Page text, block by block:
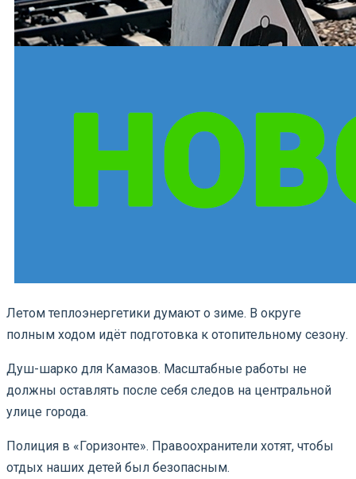
Летом теплоэнергетики думают о зиме. В округе
полным ходом идёт подготовка к отопительному сезону.
Душ-шарко для Камазов. Масштабные работы не
должны оставлять после себя следов на центральной
улице города.
Полиция в «Горизонте». Правоохранители хотят, чтобы
отдых наших детей был безопасным.